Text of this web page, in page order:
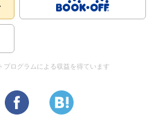
プログラムによる収益を得ています